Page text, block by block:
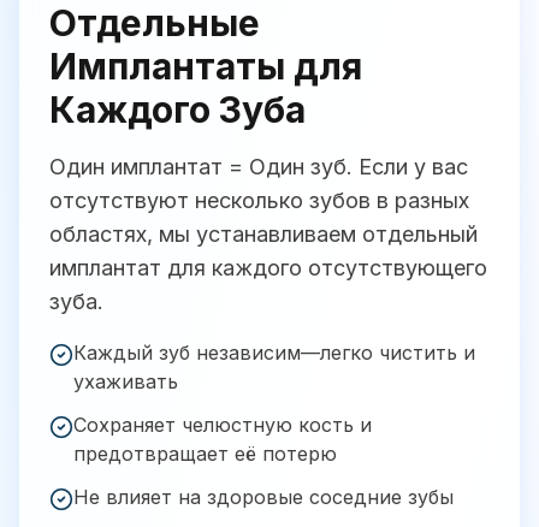
Отдельные
Имплантаты для
Каждого Зуба
Один имплантат = Один зуб. Если у вас
отсутствуют несколько зубов в разных
областях, мы устанавливаем отдельный
имплантат для каждого отсутствующего
зуба.
Каждый зуб независим—легко чистить и
ухаживать
Сохраняет челюстную кость и
предотвращает её потерю
Не влияет на здоровые соседние зубы